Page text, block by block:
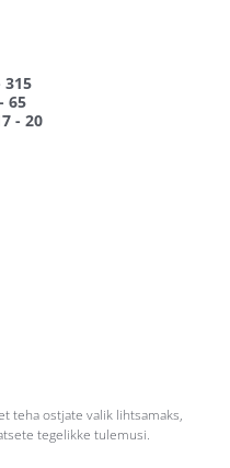
315
65
- 20
teha ostjate valik lihtsamaks,
tegelikke tulemusi.